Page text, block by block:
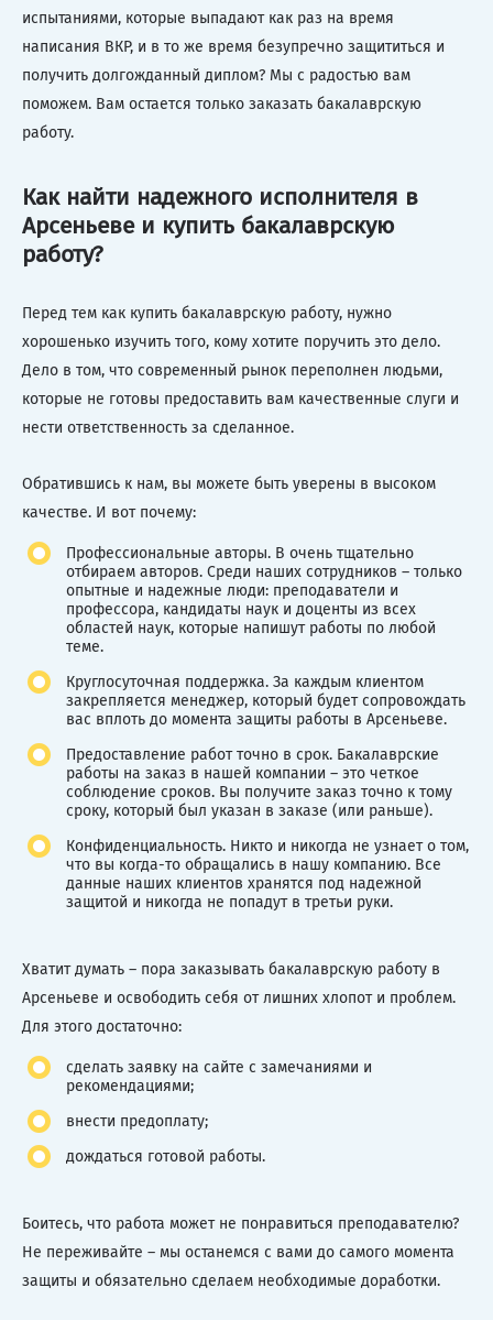
испытаниями, которые выпадают как раз на время
написания ВКР, и в то же время безупречно защититься и
получить долгожданный диплом? Мы с радостью вам
поможем. Вам остается только заказать бакалаврскую
работу.
Как найти надежного исполнителя в
Арсеньеве и купить бакалаврскую
работу?
Перед тем как купить бакалаврскую работу, нужно
хорошенько изучить того, кому хотите поручить это дело.
Дело в том, что современный рынок переполнен людьми,
которые не готовы предоставить вам качественные слуги и
нести ответственность за сделанное.
Обратившись к нам, вы можете быть уверены в высоком
качестве. И вот почему:
Профессиональные авторы. В очень тщательно
отбираем авторов. Среди наших сотрудников – только
опытные и надежные люди: преподаватели и
профессора, кандидаты наук и доценты из всех
областей наук, которые напишут работы по любой
теме.
Круглосуточная поддержка. За каждым клиентом
закрепляется менеджер, который будет сопровождать
вас вплоть до момента защиты работы в Арсеньеве.
Предоставление работ точно в срок. Бакалаврские
работы на заказ в нашей компании – это четкое
соблюдение сроков. Вы получите заказ точно к тому
сроку, который был указан в заказе (или раньше).
Конфиденциальность. Никто и никогда не узнает о том,
что вы когда-то обращались в нашу компанию. Все
данные наших клиентов хранятся под надежной
защитой и никогда не попадут в третьи руки.
Хватит думать – пора заказывать бакалаврскую работу в
Арсеньеве и освободить себя от лишних хлопот и проблем.
Для этого достаточно:
сделать заявку на сайте с замечаниями и
рекомендациями;
внести предоплату;
дождаться готовой работы.
Боитесь, что работа может не понравиться преподавателю?
Не переживайте – мы останемся с вами до самого момента
защиты и обязательно сделаем необходимые доработки.